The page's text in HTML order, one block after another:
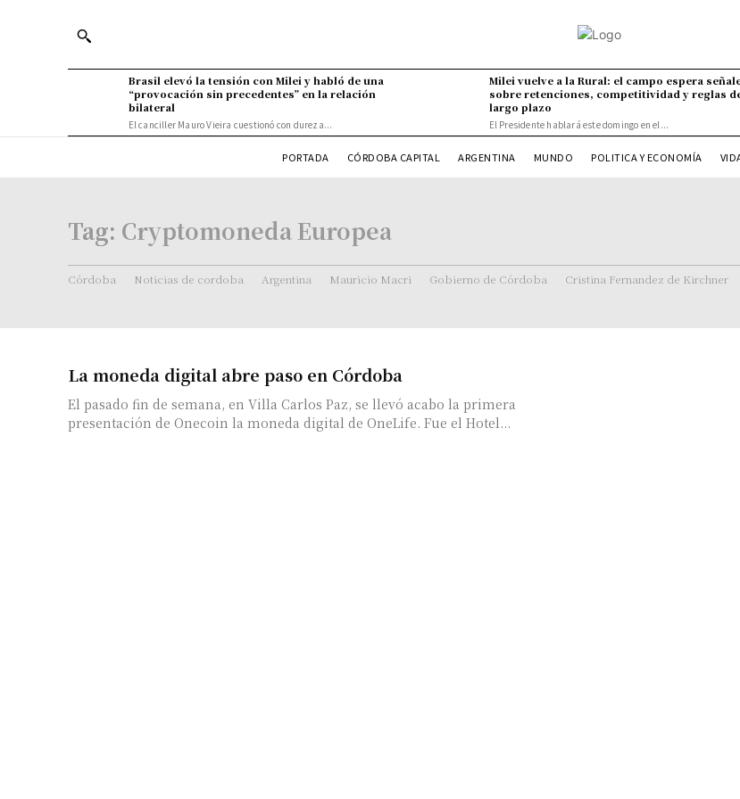
Brasil elevó la tensión con Milei y habló de una
“provocación sin precedentes” en la relación
bilateral
El canciller Mauro Vieira cuestionó con dureza...
Milei vuelve a la Rural: el campo espera
sobre retenciones, competitividad y reglas
largo plazo
El Presidente hablará este domingo en el...
PORTADA CÓRDOBA CAPITAL ARGENTINA MUNDO POLITICA Y ECONOMÍA
Tag: Cryptomoneda Europea
Córdoba Noticias de cordoba Argentina Mauricio Macri Gobierno de Córdoba Cristina Fernandez de Kirchner
La moneda digital abre paso en Córdoba
El pasado fin de semana, en Villa Carlos Paz, se llevó acabo la primera
presentación de Onecoin la moneda digital de OneLife. Fue el Hotel...